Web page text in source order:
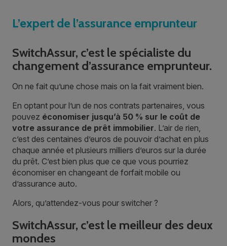
L’expert de l’assurance emprunteur
SwitchAssur, c’est le spécialiste du
changement d’assurance emprunteur.
On ne fait qu’une chose mais on la fait vraiment bien.
En optant pour l’un de nos contrats partenaires, vous
pouvez économiser jusqu’à 50 % sur le coût de
votre assurance de prêt immobilier. L’air de rien,
c’est des centaines d’euros de pouvoir d’achat en plus
chaque année et plusieurs milliers d’euros sur la durée
du prêt. C’est bien plus que ce que vous pourriez
économiser en changeant de forfait mobile ou
d’assurance auto.
Alors, qu’attendez-vous pour switcher ?
SwitchAssur, c’est le meilleur des deux
mondes